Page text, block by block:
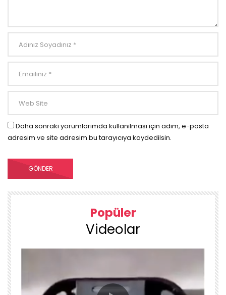
Daha sonraki yorumlarımda kullanılması için adım, e-posta
adresim ve site adresim bu tarayıcıya kaydedilsin.
Popüler
Videolar